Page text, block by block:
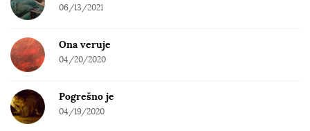
06/13/2021
Ona veruje
04/20/2020
Pogrešno je
04/19/2020